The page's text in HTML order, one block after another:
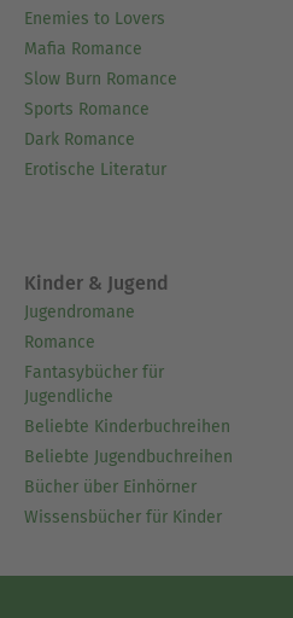
Enemies to Lovers
Mafia Romance
Slow Burn Romance
Sports Romance
Dark Romance
Erotische Literatur
Kinder & Jugend
Jugendromane
Romance
Fantasybücher für
Jugendliche
Beliebte Kinderbuchreihen
Beliebte Jugendbuchreihen
Bücher über Einhörner
Wissensbücher für Kinder